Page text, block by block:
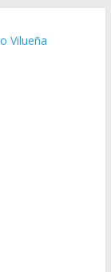
Vilueña